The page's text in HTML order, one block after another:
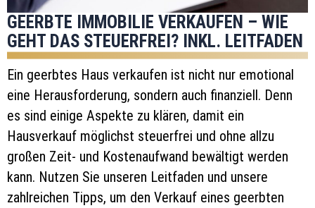
GEERBTE IMMOBILIE VERKAUFEN – WIE
GEHT DAS STEUERFREI? INKL. LEITFADEN
Ein geerbtes Haus verkaufen ist nicht nur emotional
eine Herausforderung, sondern auch finanziell. Denn
es sind einige Aspekte zu klären, damit ein
Hausverkauf möglichst steuerfrei und ohne allzu
großen Zeit- und Kostenaufwand bewältigt werden
kann. Nutzen Sie unseren Leitfaden und unsere
zahlreichen Tipps, um den Verkauf eines geerbten